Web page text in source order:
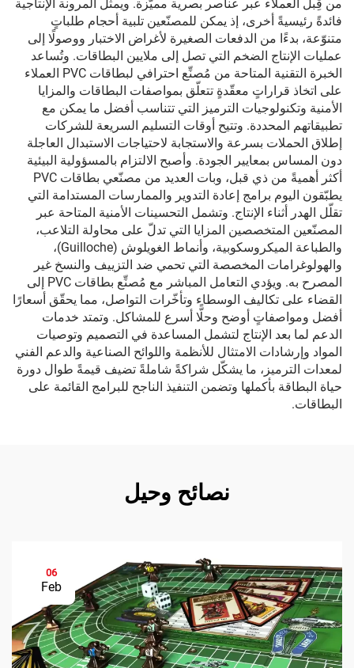
من قِبل العملاء عبر عناصر بصرية مميَّزة. ويمثّل المرونة الإنتاجية
فائدةً رئيسيةً أخرى، إذ يمكن للمصنّعين تلبية أحجام طلباتٍ
متنوّعة، بدءًا من الدفعات الصغيرة لأغراض الاختبار ووصولًا إلى
عمليات الإنتاج الضخم التي تصل إلى ملايين البطاقات. وتُساعد
الخبرة التقنية المتاحة من مُصنِّع احترافي لبطاقات PVC العملاء
على اتخاذ قراراتٍ معقّدةٍ تتعلّق بمواصفات البطاقات والمزايا
الأمنية وتكنولوجيات الترميز التي تتناسب أفضل ما يمكن مع
تطبيقاتهم المحددة. وتتيح أوقات التسليم السريعة للشركات
إطلاق الحملات بسرعة والاستجابة لاحتياجات الاستبدال العاجلة
دون المساس بمعايير الجودة. وأصبح الالتزام بالمسؤولية البيئية
أكثر أهميةً من ذي قبل، وبات العديد من مصنّعي بطاقات PVC
يطبّقون اليوم برامج إعادة التدوير والممارسات المستدامة التي
تقلّل الهدر أثناء الإنتاج. وتشمل التحسينات الأمنية المتاحة عبر
المصنّعين المتخصصين المزايا التي تدلّ على محاولة التلاعب،
والطباعة الميكروسكوبية، وأنماط الغويلوش (Guilloche)،
والهولوغرامات المخصصة التي تحمي ضد التزييف والنسخ غير
المصرح به. ويؤدي التعامل المباشر مع مُصنِّع بطاقات PVC إلى
القضاء على تكاليف الوسطاء وتأخّرات التواصل، مما يحقّق أسعارًا
أفضل ومواصفاتٍ أوضح وحلًّا أسرع للمشاكل. وتمتد خدمات
الدعم لما بعد الإنتاج لتشمل المساعدة في التصميم وتوصيات
المواد وإرشادات الامتثال للأنظمة واللوائح الصناعية والدعم الفني
لمعدات الترميز، ما يشكّل شراكةً شاملةً تضيف قيمةً طوال دورة
حياة البطاقة بأكملها وتضمن التنفيذ الناجح للبرامج القائمة على
البطاقات.
نصائح وحيل
06
Feb